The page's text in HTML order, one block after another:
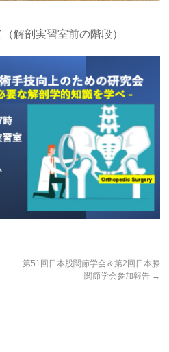
解剖実習室前の階段）
第51回日本股関節学会＆第2回日本膝
関節学会参加報告 →